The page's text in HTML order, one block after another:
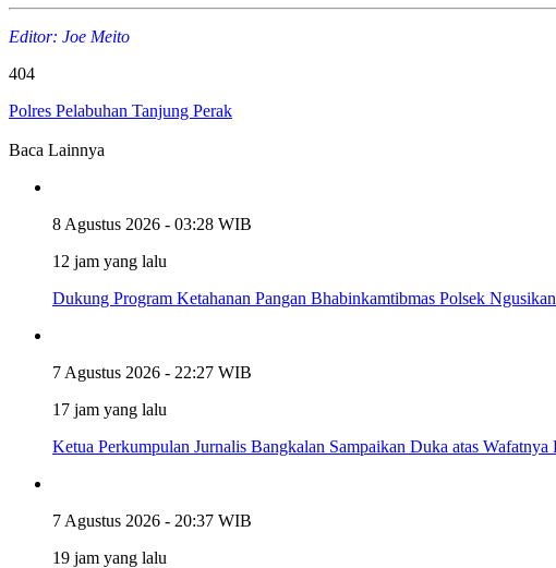
Editor: Joe Meito
404
Polres Pelabuhan Tanjung Perak
Baca Lainnya
8 Agustus 2026 - 03:28 WIB
12 jam yang lalu
Dukung Program Ketahanan Pangan Bhabinkamtibmas Polsek
7 Agustus 2026 - 22:27 WIB
17 jam yang lalu
Ketua Perkumpulan Jurnalis Bangkalan Sampaikan Duka atas
7 Agustus 2026 - 20:37 WIB
19 jam yang lalu